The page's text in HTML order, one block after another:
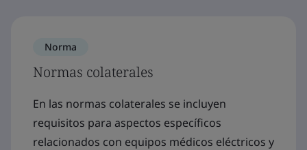
Norma
Normas colaterales
En las normas colaterales se incluyen
requisitos para aspectos específicos
relacionados con equipos médicos eléctricos y